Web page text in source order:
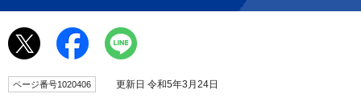
ページ番号1020406 更新日 令和5年3月24日